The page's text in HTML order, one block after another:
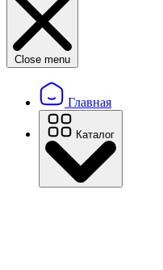
Close menu
Главная
Каталог